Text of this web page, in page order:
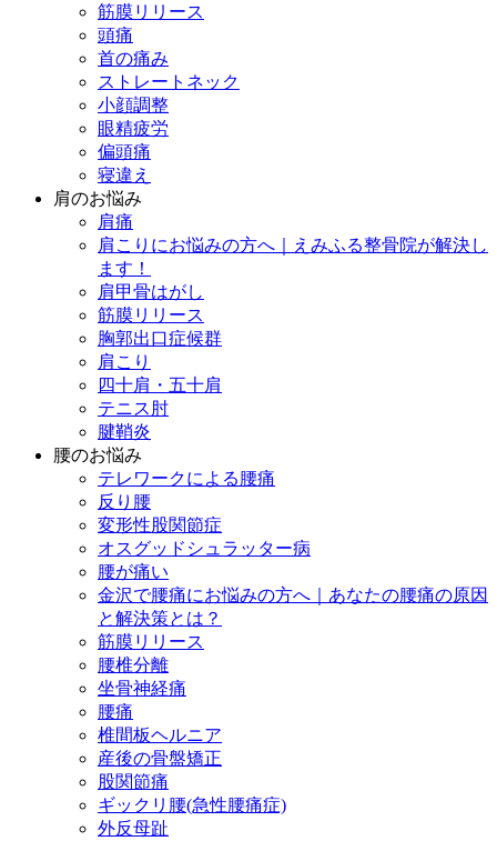
筋膜リリース
頭痛
首の痛み
ストレートネック
小顔調整
眼精疲労
偏頭痛
寝違え
肩のお悩み
肩痛
肩こりにお悩みの方へ｜えみふる整骨院が解決し
ます！
肩甲骨はがし
筋膜リリース
胸郭出口症候群
肩こり
四十肩・五十肩
テニス肘
腱鞘炎
腰のお悩み
テレワークによる腰痛
反り腰
変形性股関節症
オスグッドシュラッター病
腰が痛い
金沢で腰痛にお悩みの方へ｜あなたの腰痛の原因
と解決策とは？
筋膜リリース
腰椎分離
坐骨神経痛
腰痛
椎間板ヘルニア
産後の骨盤矯正
股関節痛
ギックリ腰(急性腰痛症)
外反母趾